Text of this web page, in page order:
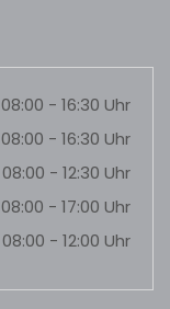
08:00 - 16:30 Uhr
08:00 - 16:30 Uhr
08:00 - 12:30 Uhr
08:00 - 17:00 Uhr
08:00 - 12:00 Uhr